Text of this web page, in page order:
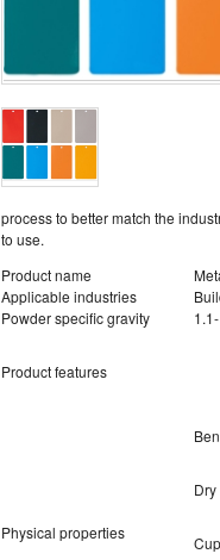
process to better match the
to use.
Product name
Applicable industries
Powder specific gravity
Product features
Physical properties